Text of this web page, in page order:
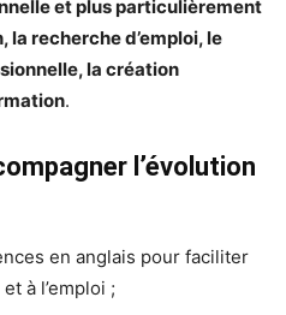
et plus particulièrement
la recherche d’emploi, le
la création
.
l’évolution
en anglais pour faciliter
à l’emploi ;